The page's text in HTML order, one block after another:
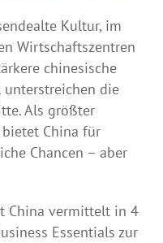
Kultur, im
Wirtschaftszentren
chinesische
unterstreichen die
Als größter
China für
Chancen – aber
China vermittelt in 4
Essentials zur